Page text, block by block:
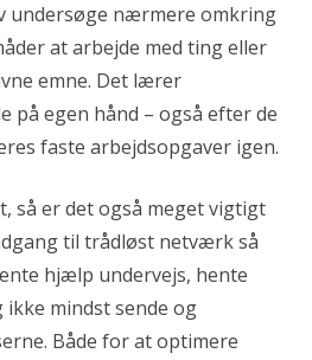
undersøge nærmere omkring
at arbejde med ting eller
emne. Det lærer
på egen hånd – også efter de
faste arbejdsopgaver igen.
så er det også meget vigtigt
til trådløst netværk så
hjælp undervejs, hente
mindst sende og
Både for at optimere